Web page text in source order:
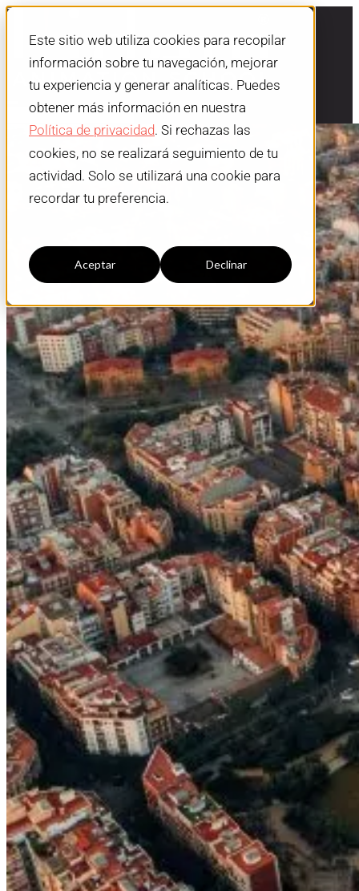
Este sitio web utiliza cookies para recopilar
información sobre tu navegación, mejorar
tu experiencia y generar analíticas. Puedes
obtener más información en nuestra
Política de privacidad. Si rechazas las
cookies, no se realizará seguimiento de tu
actividad. Solo se utilizará una cookie para
recordar tu preferencia.
Aceptar Declinar